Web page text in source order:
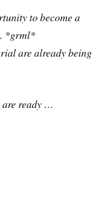
to become a
*grml*
are already being
are ready …